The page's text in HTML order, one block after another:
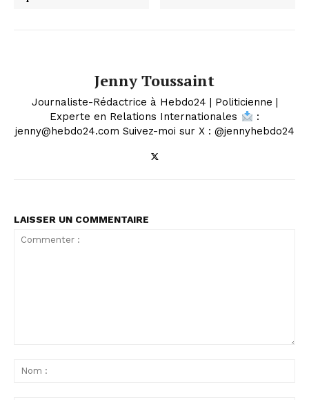
Jenny Toussaint
Journaliste-Rédactrice à Hebdo24 | Politicienne |
Experte en Relations Internationales
:
jenny@hebdo24.com Suivez-moi sur X : @jennyhebdo24
LAISSER UN COMMENTAIRE